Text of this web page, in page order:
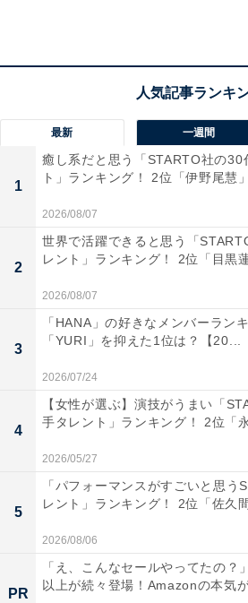
まず、3位にランクインしたのは「
DISH//は4人組のダンスロックバン
成し、デビュー10周年の節目を迎
は「歌が上手い」「『猫』を聴い
うコメントが挙がりました。
2位：TOKIO（4.2％）
最新 一週間
1
癒し系だと思う「STARTO社の30
ト」ランキング！ 2位「伊野尾慧
2026/08/07
2
世界で活躍できると思う「
レント」ランキング！ 2位「目黒
2026/08/07
3
「HANA」の好きなメンバーラン
「YURI」を抑えた1位は？【20...
2026/07/24
4
【女性が選ぶ】演技がうまい「
手タレント」ランキング！ 2位「
2026/05/27
5
「パフォーマンスがすごいと思う
レント」ランキング！ 2位「佐久
2026/08/06
PR
「え、こんなセールやってたの？
以上が続々登場！Amazonの本気が